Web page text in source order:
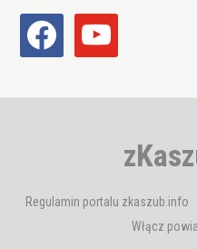
facebook youtube
Regulamin portalu zkaszub.info
Włącz